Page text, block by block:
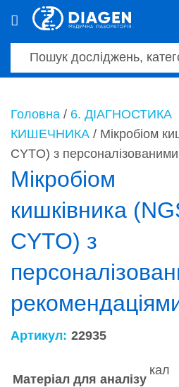
Головна / 6. ДІАГНОСТИКА
КИШЕЧНИКА / Мікробіом
CYTO) з
Мікробіом
кишківника
CYTO) з
Артикул: 22935
Матеріал для аналізу
кал